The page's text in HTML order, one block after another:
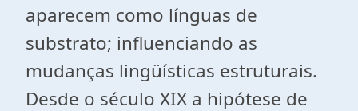
aparecem como línguas de
substrato; influenciando as
mudanças lingüísticas estruturais.
Desde o século XIX a hipótese de